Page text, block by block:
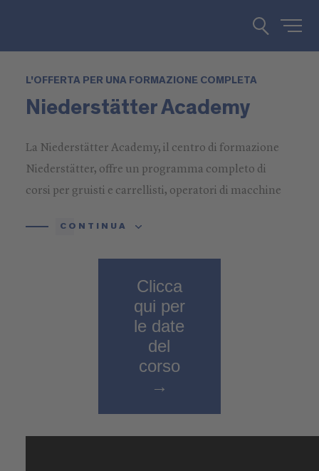
L'OFFERTA PER UNA FORMAZIONE COMPLETA
Niederstätter Academy
La Niederstätter Academy, il centro di formazione
Niederstätter, offre un programma completo di
corsi per gruisti e carrellisti, operatori di macchine
garantendo lo svolgimento pianificato delle lezioni.
Questo Le permetterà di calendarizzare in anticipo
tutte le attività di cantiere, corsi di specializzazione
CONTINUA
Clicca
qui per
le date
del
corso
→